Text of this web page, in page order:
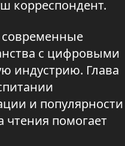
корреспондент.
современные
с цифровыми
индустрию. Глава
и популярности
чтения помогает